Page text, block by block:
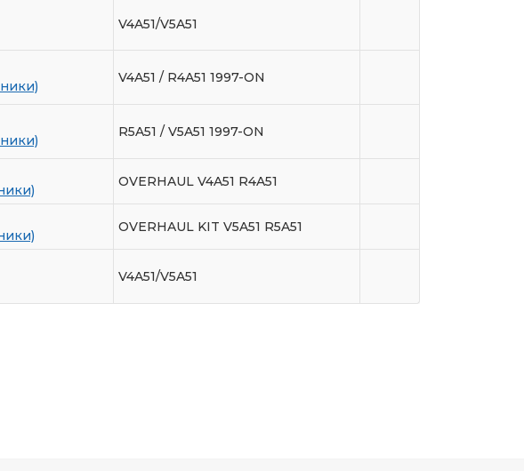
V4A51/V5A51
V4A51 / R4A51 1997-ON
R5A51 / V5A51 1997-ON
OVERHAUL V4A51 R4A51
OVERHAUL KIT V5A51 R5A51
V4A51/V5A51